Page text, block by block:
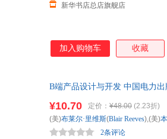
新华书店总店旗舰店
加入购物车 收藏
B端产品设计与开发 中国电力
¥10.70 定价： ¥48.00 (2.23折)
2条评论
(美)布莱尔·里维斯(Blair Reeves),(美)